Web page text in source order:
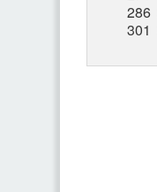
286
301